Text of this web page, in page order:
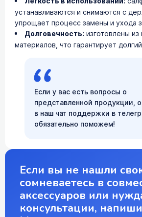
устанавливаются и снимаются с
упрощает процесс замены и ухода
Долговечность: изготовлены
материалов, что гарантирует
Если у вас есть вопросы о
представленной продукции,
в наш чат поддержки в
обязательно поможем!
Если вы не нашли
сомневаетесь в
аксессуаров или
консультации,